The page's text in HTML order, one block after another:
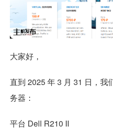
大家好，
直到 2025 年 3 月 31 日，我
务器：
平台 Dell R210 II